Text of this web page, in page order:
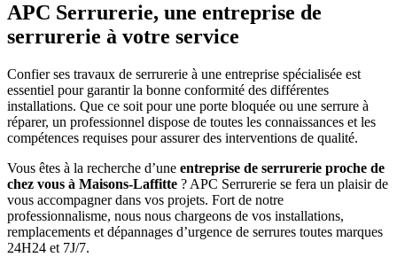
APC Serrurerie, une entreprise de
serrurerie à votre service
Confier ses travaux de serrurerie à une entreprise spécialisée est
essentiel pour garantir la bonne conformité des différentes
installations. Que ce soit pour une porte bloquée ou une serrure à
réparer, un professionnel dispose de toutes les connaissances et les
compétences requises pour assurer des interventions de qualité.
Vous êtes à la recherche d’une entreprise de serrurerie proche de
chez vous à Maisons-Laffitte ? APC Serrurerie se fera un plaisir de
vous accompagner dans vos projets. Fort de notre
professionnalisme, nous nous chargeons de vos installations,
remplacements et dépannages d’urgence de serrures toutes marques
24H24 et 7J/7.